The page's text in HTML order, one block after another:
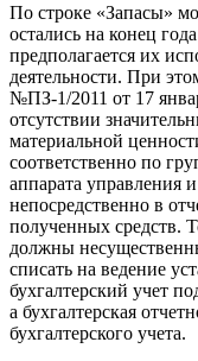
По строке «Запасы»
остались на конец
предполагается их
деятельности. При
№ПЗ-1/2011 от 17
отсутствии
материальной
соответственно по
аппарата управления
непосредственно в
полученных средств.
должны
списать на ведение
бухгалтерский учет
а бухгалтерская
бухгалтерского учета.